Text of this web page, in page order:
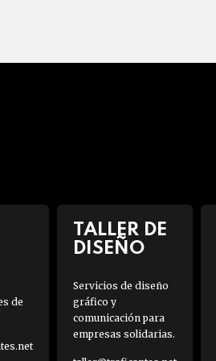
de
TALLER DE
DISEÑO
Servicios de diseño
gráfico y
comunicación para
empresas solidarias.